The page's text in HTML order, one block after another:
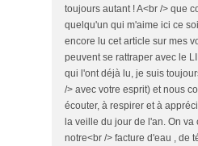
toujours autant ! A<br /> que
quelqu'un qui m'aime ici ce
encore lu cet article sur mes
peuvent se rattraper avec le
qui l'ont déjà lu, je suis
/> avec votre esprit) et nous
écouter, à respirer et à
la veille du jour de l'an. On
notre<br /> facture d'eau , de